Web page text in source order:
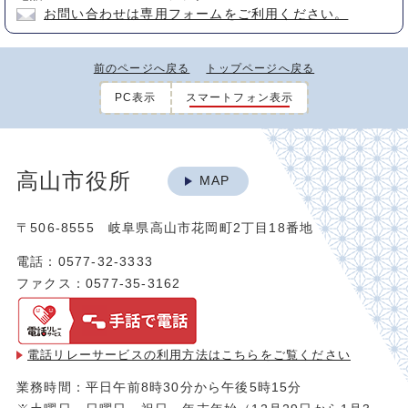
お問い合わせは専用フォームをご利用ください。
前のページへ戻る トップページへ戻る
PC表示 スマートフォン表示
高山市役所 MAP
〒506-8555 岐阜県高山市花岡町2丁目18番地
電話：0577-32-3333
ファクス：0577-35-3162
電話リレーサービスの利用方法は こちらをご覧ください
業務時間：平日午前8時30分から午後5時15分